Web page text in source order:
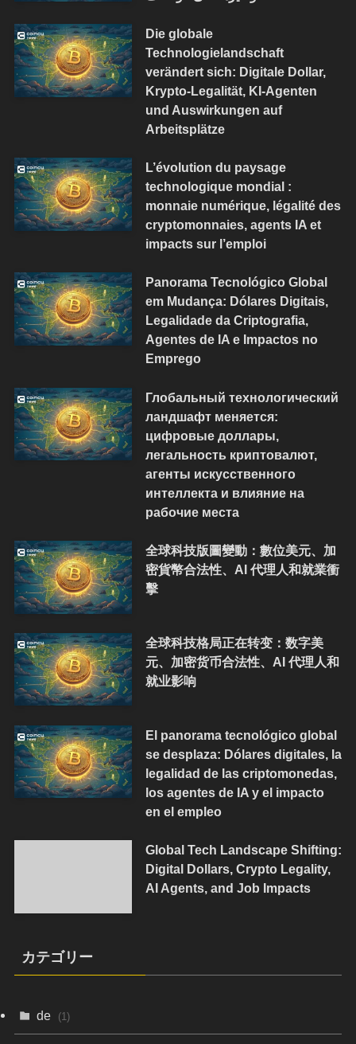
Die globale
Technologielandschaft
verändert sich: Digitale Dollar,
Krypto-Legalität, KI-Agenten
und Auswirkungen auf
Arbeitsplätze
L’évolution du paysage
technologique mondial :
monnaie numérique, légalité des
cryptomonnaies, agents IA et
impacts sur l’emploi
Panorama Tecnológico Global
em Mudança: Dólares Digitais,
Legalidade da Criptografia,
Agentes de IA e Impactos no
Emprego
Глобальный технологический
ландшафт меняется:
цифровые доллары,
легальность криптовалют,
агенты искусственного
интеллекта и влияние на
рабочие места
全球科技版圖變動：數位美元、加
密貨幣合法性、AI 代理人和就業衝
擊
全球科技格局正在转变：数字美
元、加密货币合法性、AI 代理人和
就业影响
El panorama tecnológico global
se desplaza: Dólares digitales, la
legalidad de las criptomonedas,
los agentes de IA y el impacto
en el empleo
Global Tech Landscape Shifting:
Digital Dollars, Crypto Legality,
AI Agents, and Job Impacts
カテゴリー
de (1)